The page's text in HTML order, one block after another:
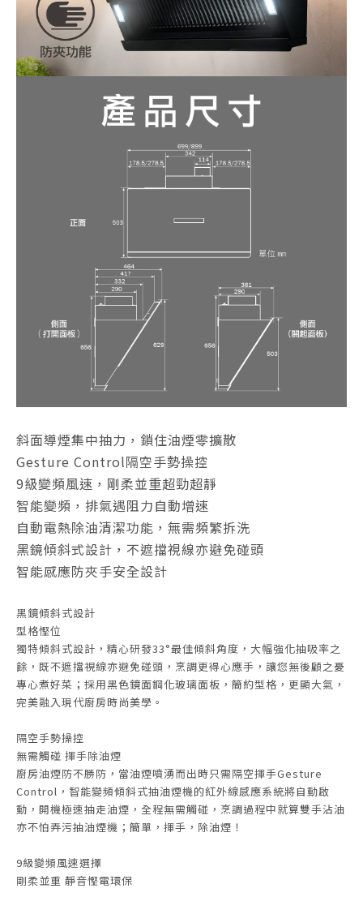
斜面導煙集中抽力，鎖住油煙零擴散
Gesture Control隔空手勢操控
9級變頻風速，剛柔並重超勁超靜
智能變頻，排氣遇阻力自動增速
自動電熱除油清潔功能，無需頻繁拆洗
黑鏡傾斜式設計，不遮擋視線亦避免碰頭
智能感應防夾手安全設計
黑鏡傾斜式設計
型格慳位
獨特傾斜式設計，精心研發33°最佳傾斜角度，大幅強化抽吸率之
餘，既不遮擋視線亦避免碰頭，烹調更得心應手，讓您無後顧之憂
專心煮好菜；採用黑色鏡面鋼化玻璃面板，簡約型格，更顯大氣，
完美融入現代廚房時尚美學。
隔空手勢操控
無需觸碰 揮手除油煙
廚房油煙防不勝防，當油煙噴湧而出時只需隔空揮手Gesture
Control，智能變頻傾斜式抽油煙機的紅外線感應系統將自動啟
動，開機極速抽走油煙，全程無需觸碰，烹調過程中就算雙手沾油
亦不怕弄污抽油煙機；簡單，揮手，除油煙！
9級變頻風速選擇
剛柔並重 靜音慳電環保